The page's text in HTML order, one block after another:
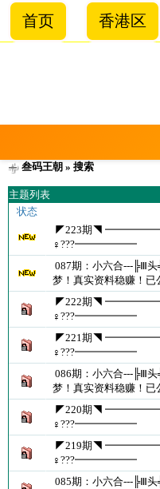
首页 香港区
叁码王朝 » 搜索
主题列表
状态
◤223期◥
♀???━━━━━━
087期：小六合---╠Ⅲ
梦！真实资料稳赚！已
◤222期◥
♀???━━━━━━
◤221期◥
♀???━━━━━━
086期：小六合---╠Ⅲ
梦！真实资料稳赚！已
◤220期◥
♀???━━━━━━
◤219期◥
♀???━━━━━━
085期：小六合---╠Ⅲ